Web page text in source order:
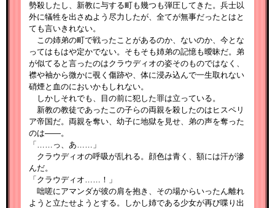
勢殺したし、新教に与する町も幾つも弾圧してきた。兵士以
外に犠牲を出さぬよう尽力したが、全てが無事だったとはと
ても言いきれない。
この姉弟の町で戦ったことがあるのか、ないのか、今とな
ってはもはや定かでない。そもそも姉弟の記憶も曖昧だ。弟
が似てると言ったのはクラウディオの姿そのものではなく、
襟や袖から微かに覗く傷跡や、体に浸み込んで一生取れない
硝煙と血のにおいかもしれない。
しかしそれでも、目の前に犯した罪は立っている。
新教の教徒であったこの子らの両親を殺したのはヒスペリ
ア帝国だ。両親を奪い、幼子に地獄を見せ、弟の声を奪った
のは――。
「……っ、あ……」
クラウディオの呼吸が乱れる。顔色は青く、額には汗が滲
んだ。
「クラウディオ……！」
咄嗟にアマンダが彼の肩を抱き、その場からいったん離れ
ようと立たせようとする。しかし姉である少女が再び喋り出